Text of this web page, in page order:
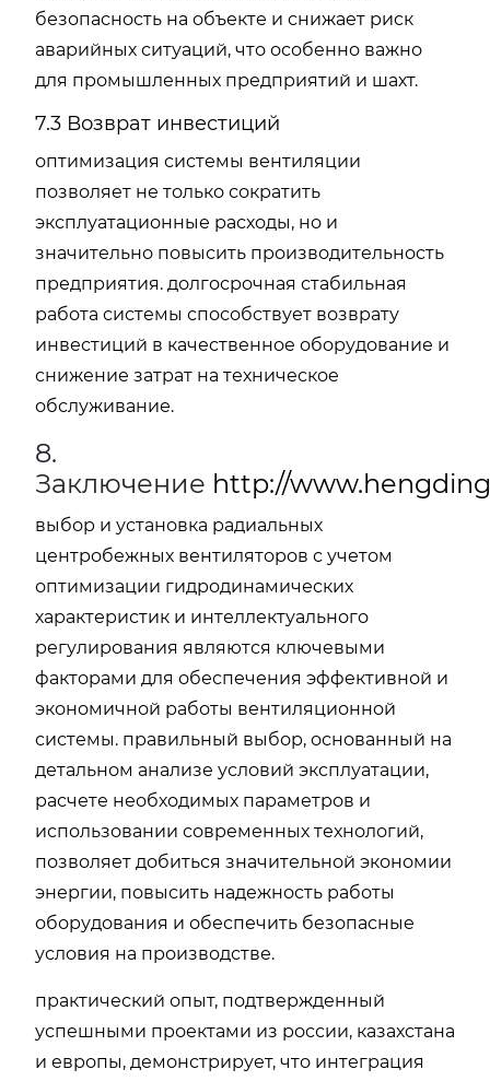
безопасность на объекте и снижает риск
аварийных ситуаций, что особенно важно
для промышленных предприятий и шахт.
7.3 Возврат инвестиций
оптимизация системы вентиляции
позволяет не только сократить
эксплуатационные расходы, но и
значительно повысить производительность
предприятия. долгосрочная стабильная
работа системы способствует возврату
инвестиций в качественное оборудование и
снижение затрат на техническое
обслуживание.
8.
Заключение http://
выбор и установка радиальных
центробежных вентиляторов с учетом
оптимизации гидродинамических
характеристик и интеллектуального
регулирования являются ключевыми
факторами для обеспечения эффективной и
экономичной работы вентиляционной
системы. правильный выбор, основанный на
детальном анализе условий эксплуатации,
расчете необходимых параметров и
использовании современных технологий,
позволяет добиться значительной экономии
энергии, повысить надежность работы
оборудования и обеспечить безопасные
условия на производстве.
практический опыт, подтвержденный
успешными проектами из россии, казахстана
и европы, демонстрирует, что интеграция